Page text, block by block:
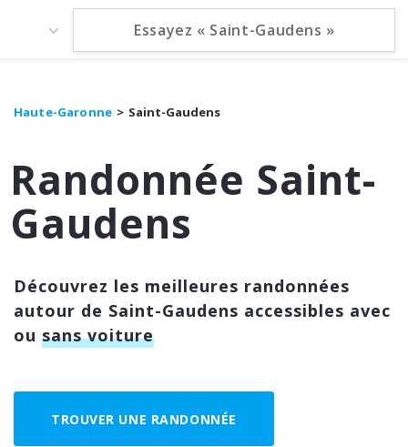
Haute-Garonne Saint-Gaudens
Randonnée Saint-
Gaudens
Découvrez les meilleures randonnées
autour de Saint-Gaudens accessibles avec
ou sans voiture
TROUVER UNE RANDONNÉE